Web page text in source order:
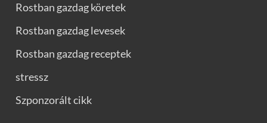
Rostban gazdag köretek
Rostban gazdag levesek
Rostban gazdag receptek
stressz
Szponzorált cikk